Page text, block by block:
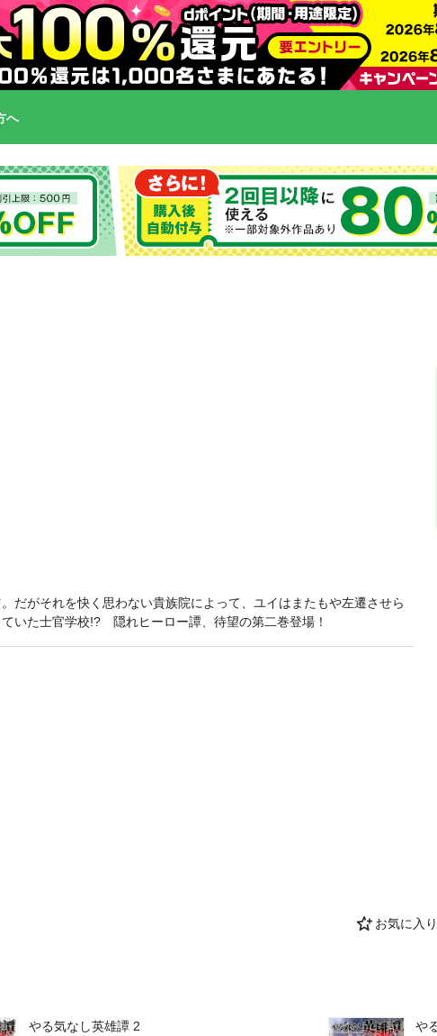
へ
お気に入
やる気なし英雄譚 2
や
だがそれを快く思わない貴族院によって、ユイはまたもや左遷させら
いた士官学校!? 隠れヒーロー譚、待望の第二巻登場！